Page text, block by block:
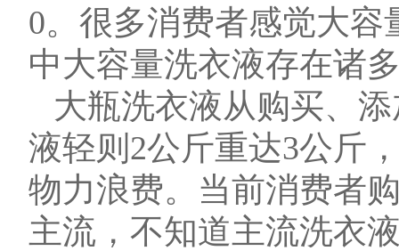
0。很多消费者感觉大
中大容量洗衣液存在诸
大瓶洗衣液从购买、
液轻则2公斤重达3公斤
物力浪费。当前消费者
主流，不知道主流洗衣